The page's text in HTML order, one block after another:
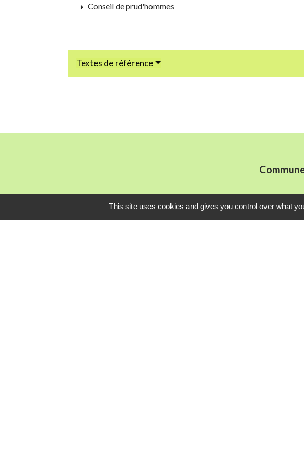
arrow_right Conseil de prud'hommes
Textes de référence
57370
This site uses cookies and gives you control over what